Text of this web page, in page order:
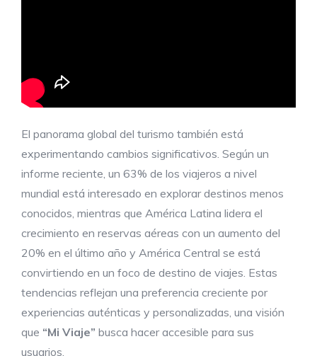
El panorama global del turismo también está
experimentando cambios significativos. Según un
informe reciente, un 63% de los viajeros a nivel
mundial está interesado en explorar destinos menos
conocidos, mientras que América Latina lidera el
crecimiento en reservas aéreas con un aumento del
20% en el último año y América Central se está
convirtiendo en un foco de destino de viajes. Estas
tendencias reflejan una preferencia creciente por
experiencias auténticas y personalizadas, una visión
que “Mi Viaje” busca hacer accesible para sus
usuarios.